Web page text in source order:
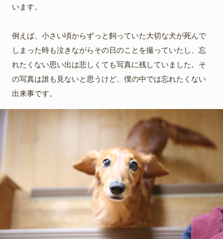
います。
例えば、小さい頃からずっと飼っていた大切な犬が死んで
しまった時も泣きながらその日のことを撮っていたし、忘
れたくない思い出は悲しくても写真に残していました。そ
の写真は誰も見ないと思うけど、僕の中では忘れたくない
出来事です。